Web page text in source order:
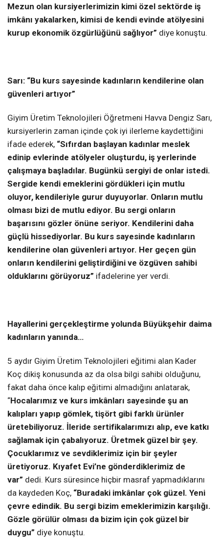
Mezun olan kursiyerlerimizin kimi özel sektörde iş
imkânı yakalarken, kimisi de kendi evinde atölyesini
kurup ekonomik özgürlüğünü sağlıyor” diye konuştu.
Sarı: “Bu kurs sayesinde kadınların kendilerine olan
güvenleri artıyor”
Giyim Üretim Teknolojileri Öğretmeni Havva Dengiz Sarı,
kursiyerlerin zaman içinde çok iyi ilerleme kaydettiğini
ifade ederek, “Sıfırdan başlayan kadınlar meslek
edinip evlerinde atölyeler oluşturdu, iş yerlerinde
çalışmaya başladılar. Bugünkü sergiyi de onlar istedi.
Sergide kendi emeklerini gördükleri için mutlu
oluyor, kendileriyle gurur duyuyorlar. Onların mutlu
olması bizi de mutlu ediyor. Bu sergi onların
başarısını gözler önüne seriyor. Kendilerini daha
güçlü hissediyorlar. Bu kurs sayesinde kadınların
kendilerine olan güvenleri artıyor. Her geçen gün
onların kendilerini geliştirdiğini ve özgüven sahibi
olduklarını görüyoruz” ifadelerine yer verdi.
Hayallerini gerçekleştirme yolunda Büyükşehir daima
kadınların yanında…
5 aydır Giyim Üretim Teknolojileri eğitimi alan Kader
Koç dikiş konusunda az da olsa bilgi sahibi olduğunu,
fakat daha önce kalıp eğitimi almadığını anlatarak,
“Hocalarımız ve kurs imkânları sayesinde şu an
kalıpları yapıp gömlek, tişört gibi farklı ürünler
üretebiliyoruz. İleride sertifikalarımızı alıp, eve katkı
sağlamak için çabalıyoruz. Üretmek güzel bir şey.
Çocuklarımız ve sevdiklerimiz için bir şeyler
üretiyoruz. Kıyafet Evi’ne gönderdiklerimiz de
var” dedi. Kurs süresince hiçbir masraf yapmadıklarını
da kaydeden Koç, “Buradaki imkânlar çok güzel. Yeni
çevre edindik. Bu sergi bizim emeklerimizin karşılığı.
Gözle görülür olması da bizim için çok güzel bir
duygu” diye konuştu.